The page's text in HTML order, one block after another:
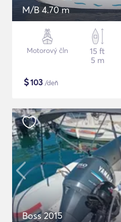
M/B 4.70 m
Motorový čln
15 ft
5 m
$103 /deň
Βoss 2015